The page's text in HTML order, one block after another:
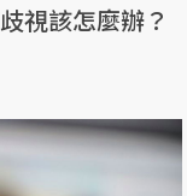
視該怎麼辦？